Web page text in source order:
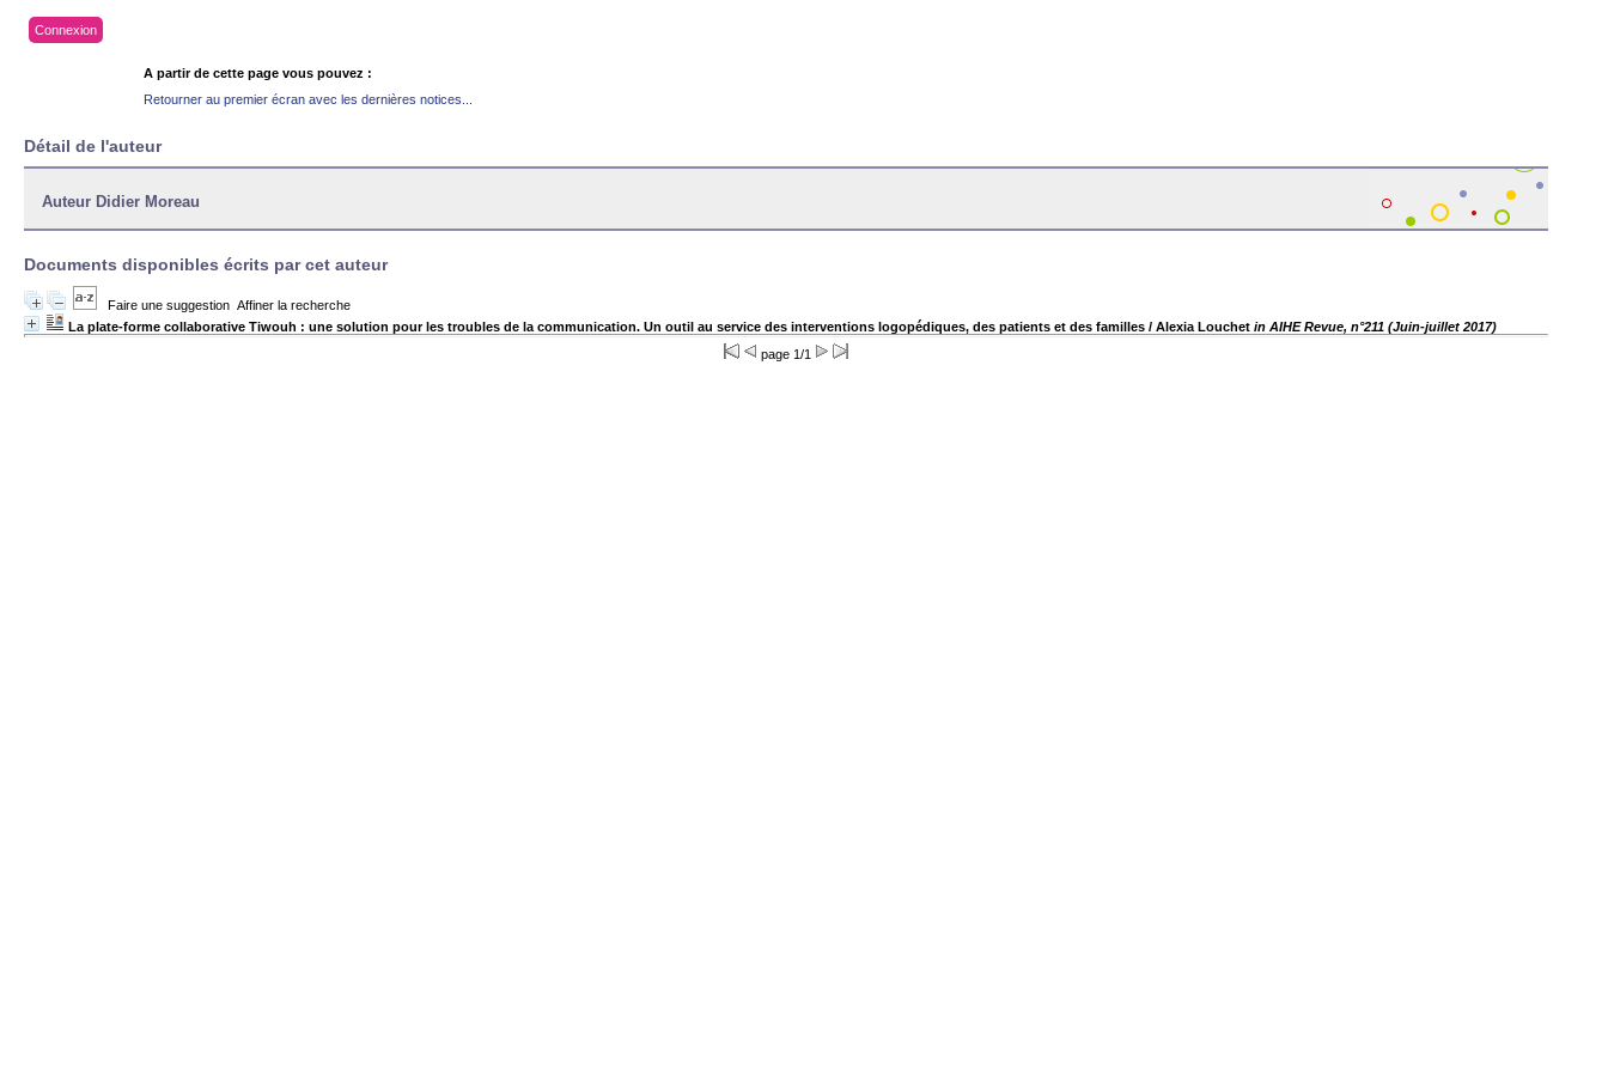
Connexion
A partir de cette page vous pouvez :
Retourner au premier écran avec les dernières notices...
Détail de l'auteur
Auteur Didier Moreau
Documents disponibles écrits par cet auteur
Faire une suggestion Affiner la recherche
La plate-forme collaborative Tiwouh : une solution pour les troubles de la communication. Un outil au service des interventions logopédiques, des patients et des familles / Alexia Louchet in AIHE Revue, n°211 (Juin-juillet 2017)
page 1/1